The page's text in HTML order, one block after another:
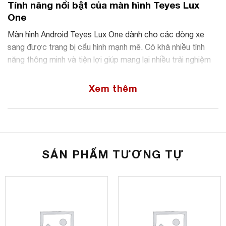
Tính năng nổi bật của màn hình Teyes Lux
One
Màn hình Android Teyes Lux One dành cho các dòng xe
sang được trang bị cấu hình mạnh mẽ. Có khá nhiều tính
năng thông minh và tiện lợi giúp mang lại nhiều trải nghiệm
Xem thêm
SẢN PHẨM TƯƠNG TỰ